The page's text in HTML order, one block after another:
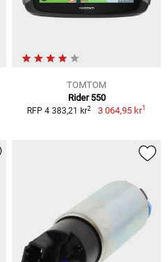
TOMTOM
Rider 550
RFP 4 383,21 kr2 3 064,95 kr1